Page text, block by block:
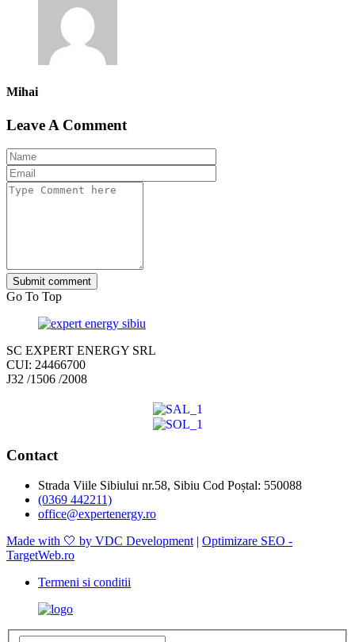
Mihai
Leave A Comment
Submit comment
Go To Top
SC EXPERT ENERGY SRL
CUI: 24466700
J32 /1506 /2008
Contact
Strada Viile Sibiului nr.58, Sibiu Cod Poștal: 550088
(0369 442211)
office@expertenergy.ro
Made with 🤍 by VDC Development | Optimizare SEO -
TargetWeb.ro
Termeni si conditii